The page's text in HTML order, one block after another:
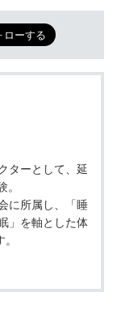
ターとして、延
に所属し、「睡
」を軸とした体